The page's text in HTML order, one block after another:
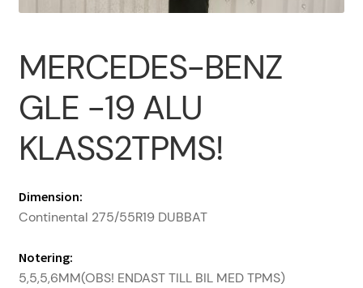
Vanliga frågor
Varukorg
MERCEDES-BENZ
GLE -19 ALU
KLASS2TPMS!
Dimension:
Continental 275/55R19 DUBBAT
Notering:
5,5,5,6MM(OBS! ENDAST TILL BIL MED TPMS)